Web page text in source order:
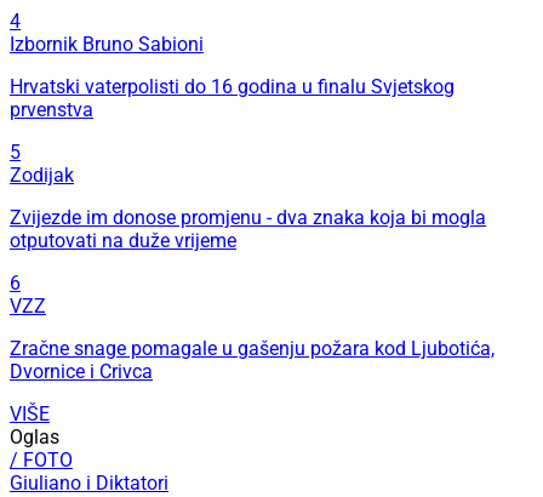
4
Izbornik Bruno Sabioni
Hrvatski vaterpolisti do 16 godina u finalu Svjetskog
prvenstva
5
Zodijak
Zvijezde im donose promjenu - dva znaka koja bi mogla
otputovati na duže vrijeme
6
VZZ
Zračne snage pomagale u gašenju požara kod Ljubotića,
Dvornice i Crivca
VIŠE
Oglas
/ FOTO
Giuliano i Diktatori